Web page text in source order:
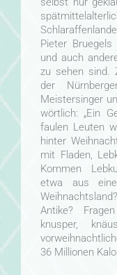
Pieter Bruegels
und auch
zu sehen sind.
der
Meistersinger
wörtlich: „Ein
faulen Leuten
hinter
mit Fladen,
Kommen
etwa aus
Antike?
knusper,
36 Millionen